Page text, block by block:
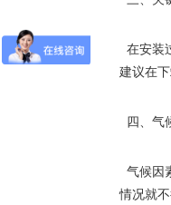
在安装
建议在
四、气
气候因
情况就